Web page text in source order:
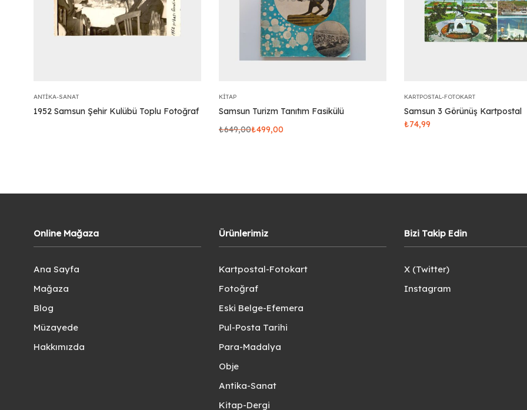
ANTIKA-SANAT
1952 Samsun Şehir Kulübü Toplu Fotoğraf
KITAP
Samsun Turizm Tanıtım Fasikülü
₺649,00₺499,00
KARTPOSTAL-FOTOKART
Samsun 3 Görünüş Kartpostal
₺74,99
Online Mağaza
Ana Sayfa
Mağaza
Blog
Müzayede
Hakkımızda
Ürünlerimiz
Kartpostal-Fotokart
Fotoğraf
Eski Belge-Efemera
Pul-Posta Tarihi
Para-Madalya
Obje
Antika-Sanat
Kitap-Dergi
Bizi Takip Edin
X (Twitter)
Instagram